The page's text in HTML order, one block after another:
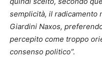
semplicità, il radicamento
Giardini Naxos,
percepito come troppo
consenso politico”.